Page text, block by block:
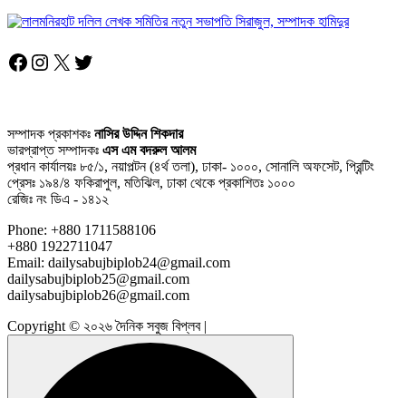
Facebook
Instagram
X Twitter
সম্পাদক প্রকাশকঃ নাসির উদ্দিন শিকদার
ভারপ্রাপ্ত সম্পাদকঃ এস এম বদরুল আলম
প্রধান কার্যালয়ঃ ৮৫/১, নয়াপল্টন (৪র্থ তলা), ঢাকা- ১০০০, সোনালি অফসেট, প্রিন্টিং
প্রেসঃ ১৯৪/৪ ফকিরাপুল, মতিঝিল, ঢাকা থেকে প্রকাশিতঃ ১০০০
রেজিঃ নং ডিএ - ১৪১২
Phone: +880 1711588106
+880 1922711047
Email: dailysabujbiplob24@gmail.com
dailysabujbiplob25@gmail.com
dailysabujbiplob26@gmail.com
Copyright © ২০২৬ দৈনিক সবুজ বিপ্লব |